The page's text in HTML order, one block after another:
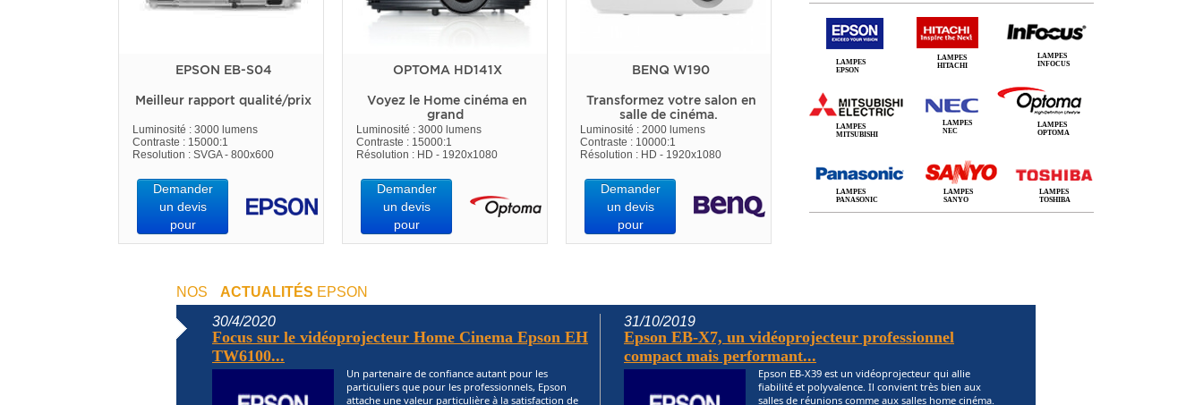
LAMPES
EPSON
LAMPES
HITACHI
LAMPES
INFOCUS
LAMPES
MITSUBISHI
LAMPES
NEC
LAMPES
OPTOMA
LAMPES
PANASONIC
LAMPES
SANYO
LAMPES
TOSHIBA
EPSON EB-S04
Meilleur rapport qualité/prix
Luminosité : 3000 lumens
Contraste : 15000:1
Resolution : SVGA - 800x600
Demander
un devis
pour
OPTOMA HD141X
Voyez le Home cinéma en
grand
Luminosité : 3000 lumens
Contraste : 15000:1
Résolution : HD - 1920x1080
Demander
un devis
pour
BENQ W190
Transformez votre salon en
salle de cinéma.
Luminosité : 2000 lumens
Contraste : 10000:1
Résolution : HD - 1920x1080
Demander
un devis
pour
NOS ACTUALITÉS EPSON
30/4/2020
Focus sur le vidéoprojecteur Home Cinema Epson EH
TW6100...
Un partenaire de confiance autant pour les
particuliers que pour les professionnels, Epson
attache une valeur particulière à la satisfaction de
31/10/2019
Epson EB-X7, un vidéoprojecteur professionnel
compact mais performant...
Epson EB-X39 est un vidéoprojecteur qui allie
fiabilité et polyvalence. Il convient très bien aux
salles de réunions comme aux salles home cinéma.